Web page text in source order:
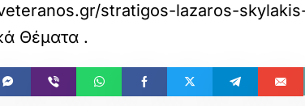
stratigos-lazaros-
Θέματα .